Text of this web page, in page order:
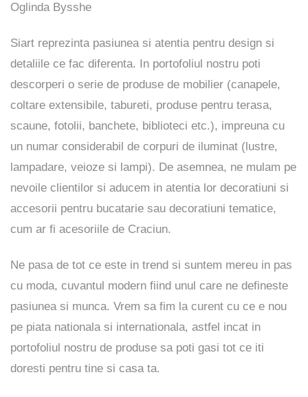
Oglinda Bysshe
Siart reprezinta pasiunea si atentia pentru design si
detaliile ce fac diferenta. In portofoliul nostru poti
descorperi o serie de produse de mobilier (canapele,
coltare extensibile, tabureti, produse pentru terasa,
scaune, fotolii, banchete, biblioteci etc.), impreuna cu
un numar considerabil de corpuri de iluminat (lustre,
lampadare, veioze si lampi). De asemnea, ne mulam pe
nevoile clientilor si aducem in atentia lor decoratiuni si
accesorii pentru bucatarie sau decoratiuni tematice,
cum ar fi acesoriile de Craciun.
Ne pasa de tot ce este in trend si suntem mereu in pas
cu moda, cuvantul modern fiind unul care ne defineste
pasiunea si munca. Vrem sa fim la curent cu ce e nou
pe piata nationala si internationala, astfel incat in
portofoliul nostru de produse sa poti gasi tot ce iti
doresti pentru tine si casa ta.